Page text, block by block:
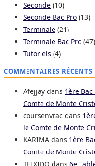
Seconde (10)
Seconde Bac Pro (13)
Terminale (21)
Terminale Bac Pro (47)
Tutoriels (4)
COMMENTAIRES RÉCENTS
Afejjay dans 1ère
Comte de Monte
coursenvrac dans
le Comte de Monte
KARIMA dans 1ère
Comte de Monte
TEIXIDO dans 6e